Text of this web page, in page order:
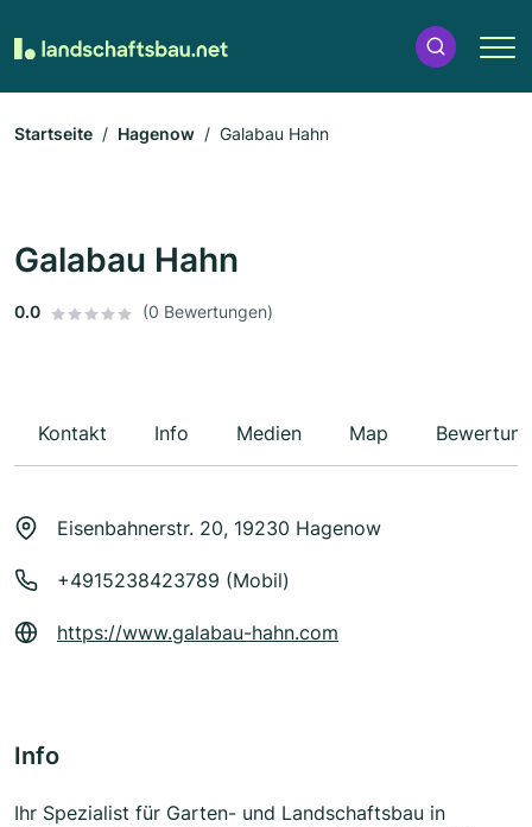
Startseite Hagenow Galabau Hahn
Galabau Hahn
0.0 (0 Bewertungen)
Kontakt Info Medien Map
Eisenbahnerstr. 20, 19230 Hagenow
+4915238423789 (Mobil)
https://www.galabau-hahn.com
Info
Ihr Spezialist für Garten- und Landschaftsbau in